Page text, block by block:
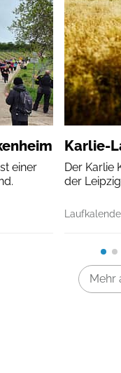
einer
Karlie-
Der Karlie
der
Mehr